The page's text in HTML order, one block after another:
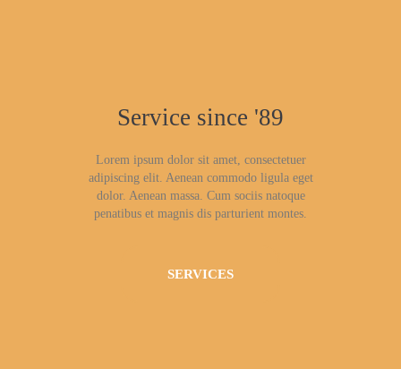
Service since '89
Lorem ipsum dolor sit amet, consectetuer
adipiscing elit. Aenean commodo ligula eget
dolor. Aenean massa. Cum sociis natoque
penatibus et magnis dis parturient montes.
SERVICES